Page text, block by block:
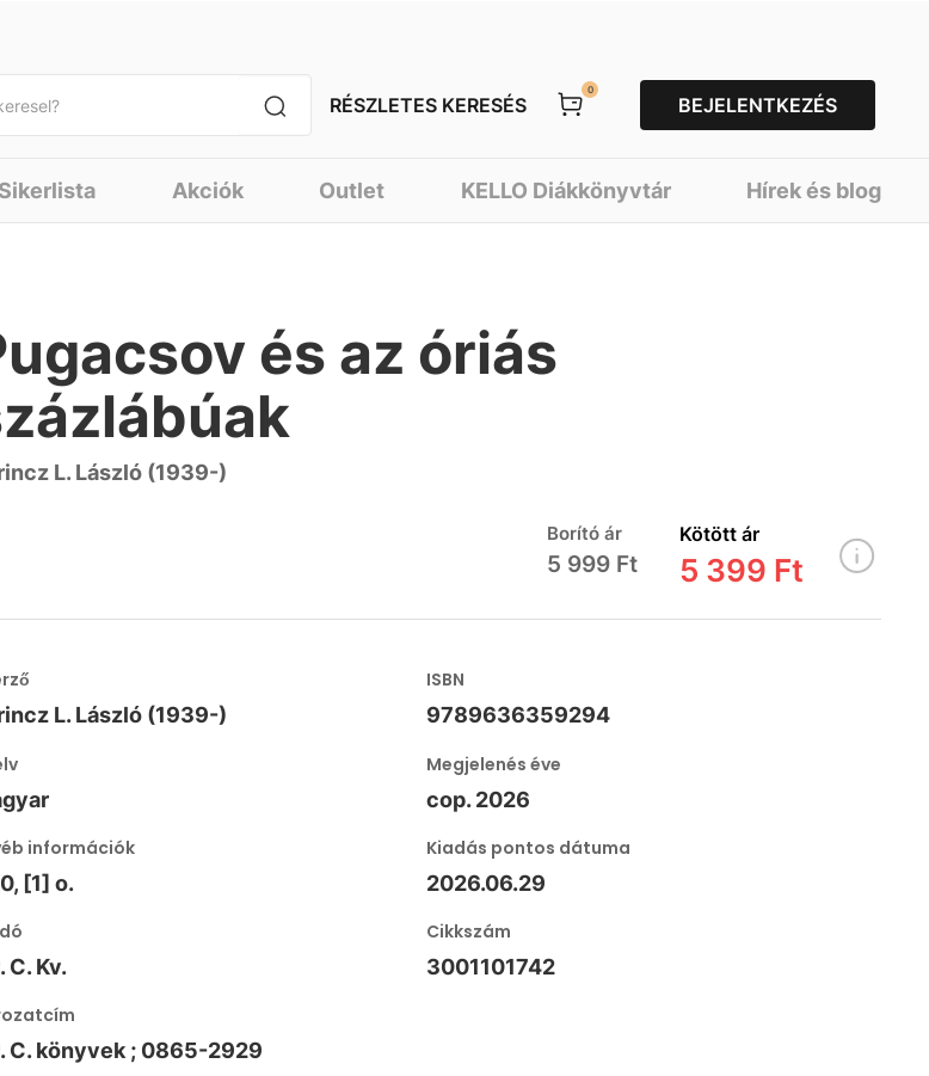
RÉSZLETES KERESÉS
0
BEJELENTKEZÉS
Sikerlista Akciók Outlet KELLO Diákkönyvtár Hírek és blog
és az óriás
L. László (1939-)
Borító ár
5 999 Ft
Kötött ár
5 399 Ft
L. László (1939-)
ISBN
9789636359294
Megjelenés éve
cop. 2026
információk
[1] o.
Kiadás pontos dátuma
2026.06.29
C. Kv.
Cikkszám
3001101742
C. könyvek ; 0865-2929